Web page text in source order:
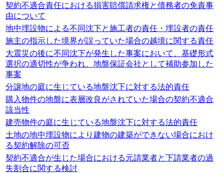
契約不適合責任における損害賠償請求権と債務者の免責事
由について
地中埋設物による不同沈下と施工者の責任・埋設者の責任
施主の指示した境界が誤っていた場合の越境に関する責任
大震災の後に不同沈下が発生した事案において、基礎形式
選択の適切性が争われ、地盤保証会社として補助参加した
事案
分譲地の庭に生じている地盤沈下に対する法的責任
購入物件の地盤に表層改良がされていた場合の契約不適合
該当性
建売物件の庭に生じている地盤沈下に対する法的責任
土地の地中埋設物により建物の建築ができない場合におけ
る契約解除の可否
契約不適合が生じた場合における元請業者と下請業者の過
失割合に関する検討